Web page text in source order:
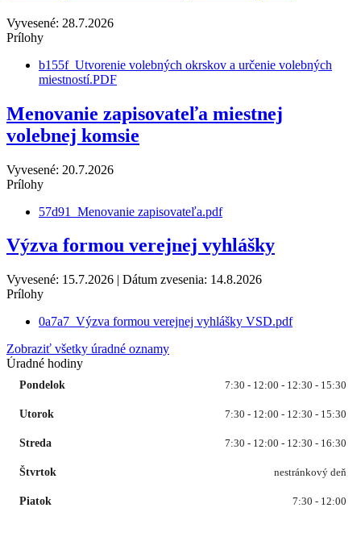
Vyvesené: 28.7.2026
Prílohy
b155f_Utvorenie volebných okrskov a určenie volebných
miestností.PDF
Menovanie zapisovateľa miestnej
volebnej komsie
Vyvesené: 20.7.2026
Prílohy
57d91_Menovanie zapisovateľa.pdf
Výzva formou verejnej vyhlášky
Vyvesené: 15.7.2026 | Dátum zvesenia: 14.8.2026
Prílohy
0a7a7_Výzva formou verejnej vyhlášky VSD.pdf
Zobraziť všetky úradné oznamy
Úradné hodiny
Pondelok 7:30 - 12:00 - 12:30 - 15:30
Utorok 7:30 - 12:00 - 12:30 - 15:30
Streda 7:30 - 12:00 - 12:30 - 16:30
Štvrtok nestránkový deň
Piatok 7:30 - 12:00
21
27